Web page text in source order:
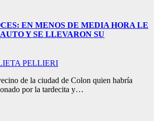
EN MENOS DE MEDIA HORA LE
Y SE LLEVARON SU
PELLIERI
de la ciudad de Colon quien habría
por la tardecita y…